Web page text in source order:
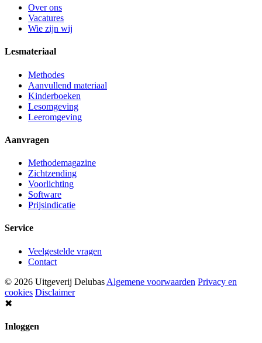
Over ons
Vacatures
Wie zijn wij
Lesmateriaal
Methodes
Aanvullend materiaal
Kinderboeken
Lesomgeving
Leeromgeving
Aanvragen
Methodemagazine
Zichtzending
Voorlichting
Software
Prijsindicatie
Service
Veelgestelde vragen
Contact
© 2026 Uitgeverij Delubas Algemene voorwaarden Privacy en
cookies Disclaimer
✖
Inloggen